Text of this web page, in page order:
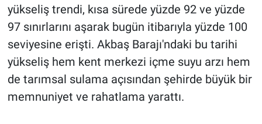
yükseliş trendi, kısa sürede yüzde 92 ve yüzde
97 sınırlarını aşarak bugün itibarıyla yüzde 100
seviyesine erişti. Akbaş Barajı'ndaki bu tarihi
yükseliş hem kent merkezi içme suyu arzı hem
de tarımsal sulama açısından şehirde büyük bir
memnuniyet ve rahatlama yarattı.